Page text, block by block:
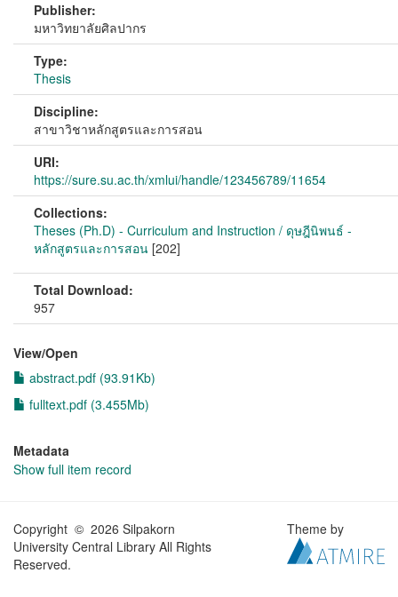
Publisher:
มหาวิทยาลัยศิลปากร
Type:
Thesis
Discipline:
สาขาวิชาหลักสูตรและการสอน
URI:
https://sure.su.ac.th/xmlui/handle/123456789/11654
Collections:
Theses (Ph.D) - Curriculum and Instruction / ดุษฎีนิพนธ์ -
หลักสูตรและการสอน [202]
Total Download:
957
View/Open
abstract.pdf (93.91Kb)
fulltext.pdf (3.455Mb)
Metadata
Show full item record
Copyright © 2026 Silpakorn
University Central Library All Rights
Reserved.
Theme by